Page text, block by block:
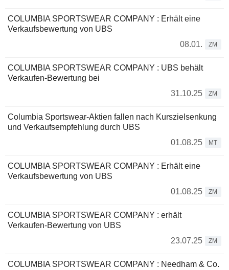
COLUMBIA SPORTSWEAR COMPANY : Erhält eine
Verkaufsbewertung von UBS
08.01.
ZM
COLUMBIA SPORTSWEAR COMPANY : UBS behält
Verkaufen-Bewertung bei
31.10.25
ZM
Columbia Sportswear-Aktien fallen nach Kurszielsenkung
und Verkaufsempfehlung durch UBS
01.08.25
MT
COLUMBIA SPORTSWEAR COMPANY : Erhält eine
Verkaufsbewertung von UBS
01.08.25
ZM
COLUMBIA SPORTSWEAR COMPANY : erhält
Verkaufen-Bewertung von UBS
23.07.25
ZM
COLUMBIA SPORTSWEAR COMPANY : Needham & Co.